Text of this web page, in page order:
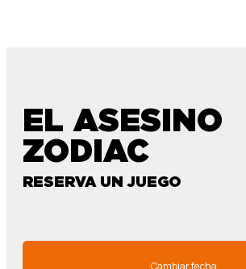
EL ASESINO
ZODIAC
RESERVA UN JUEGO